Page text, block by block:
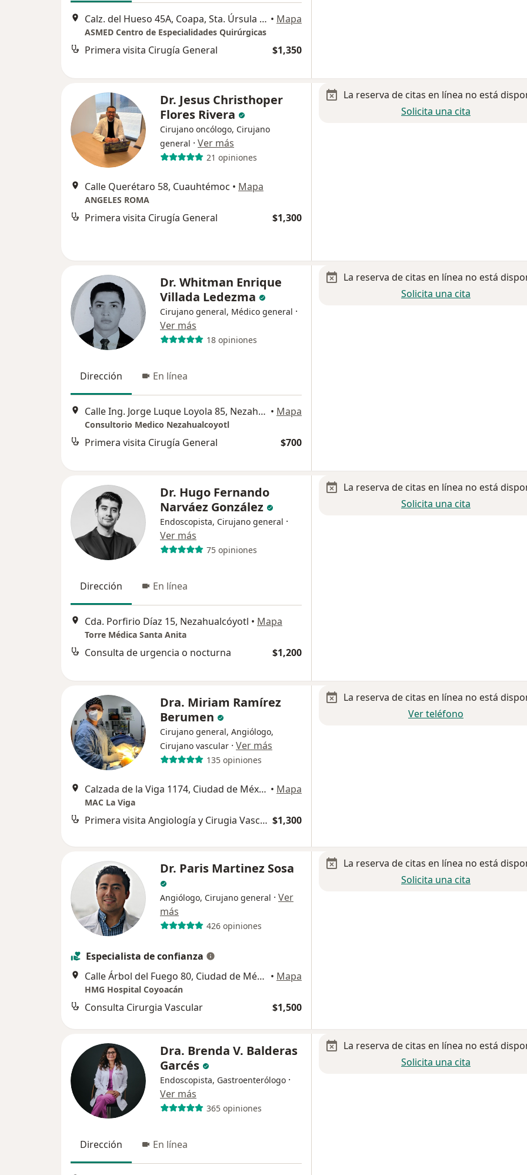
Calz. del Hueso 45A, Coapa, Sta. Úrsula Coapa, Coyoacán, Coyoacán • Mapa
ASMED Centro de Especialidades Quirúrgicas
Primera visita Cirugía General $1,350
Dr. Jesus Christhoper
Flores Rivera
Cirujano oncólogo, Cirujano
general · Ver más
21 opiniones
Calle Querétaro 58, Cuauhtémoc • Mapa
ANGELES ROMA
Primera visita Cirugía General $1,300
La reserva de citas en línea no está
Solicita una cita
Dr. Whitman Enrique
Villada Ledezma
Cirujano general, Médico general ·
Ver más
18 opiniones
Dirección En línea
Calle Ing. Jorge Luque Loyola 85, Nezahualcóyotl • Mapa
Consultorio Medico Nezahualcoyotl
Primera visita Cirugía General $700
La reserva de citas en línea no está
Solicita una cita
Dr. Hugo Fernando
Narváez González
Endoscopista, Cirujano general ·
Ver más
75 opiniones
Dirección En línea
Cda. Porfirio Díaz 15, Nezahualcóyotl • Mapa
Torre Médica Santa Anita
Consulta de urgencia o nocturna $1,200
La reserva de citas en línea no está
Solicita una cita
Dra. Miriam Ramírez
Berumen
Cirujano general, Angiólogo,
Cirujano vascular · Ver más
135 opiniones
Calzada de la Viga 1174, Ciudad de México • Mapa
MAC La Viga
Primera visita Angiología y Cirugia Vascular $1,300
La reserva de citas en línea no está
Ver teléfono
Dr. Paris Martinez Sosa
Angiólogo, Cirujano general · Ver
más
426 opiniones
Especialista de confianza
Calle Árbol del Fuego 80, Ciudad de México • Mapa
HMG Hospital Coyoacán
Consulta Cirurgia Vascular $1,500
La reserva de citas en línea no está
Solicita una cita
Dra. Brenda V. Balderas
Garcés
Endoscopista, Gastroenterólogo ·
Ver más
365 opiniones
Dirección En línea
La reserva de citas en línea no está
Solicita una cita